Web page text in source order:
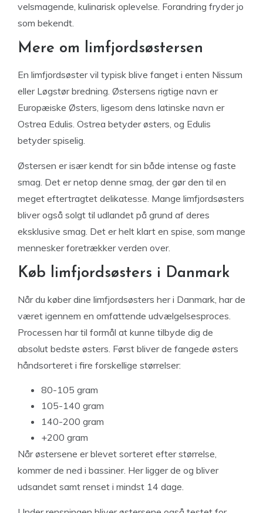
velsmagende, kulinarisk oplevelse. Forandring fryder jo
som bekendt.
Mere om limfjordsøstersen
En limfjordsøster vil typisk blive fanget i enten Nissum
eller Løgstør bredning. Østersens rigtige navn er
Europæiske Østers, ligesom dens latinske navn er
Ostrea Edulis. Ostrea betyder østers, og Edulis
betyder spiselig.
Østersen er især kendt for sin både intense og faste
smag. Det er netop denne smag, der gør den til en
meget eftertragtet delikatesse. Mange limfjordsøsters
bliver også solgt til udlandet på grund af deres
eksklusive smag. Det er helt klart en spise, som mange
mennesker foretrækker verden over.
Køb limfjordsøsters i Danmark
Når du køber dine limfjordsøsters her i Danmark, har de
været igennem en omfattende udvælgelsesproces.
Processen har til formål at kunne tilbyde dig de
absolut bedste østers. Først bliver de fangede østers
håndsorteret i fire forskellige størrelser:
80-105 gram
105-140 gram
140-200 gram
+200 gram
Når østersene er blevet sorteret efter størrelse,
kommer de ned i bassiner. Her ligger de og bliver
udsandet samt renset i mindst 14 dage.